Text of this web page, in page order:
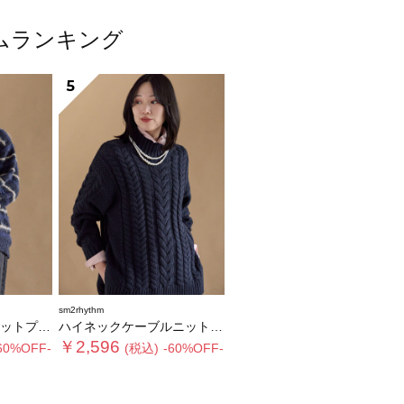
ランキング
ーバー
5
sm2rhythm
ハイネックケーブルニットプルオーバー
￥2,596 (税込) -60%OFF-